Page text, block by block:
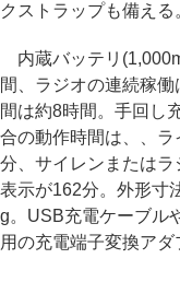
クストラップも備える
内蔵バッテリ
間、ラジオの連続稼
間は約8時間。手回し
合の動作時間は、、
分、サイレンまたは
表示が162分。外形寸
g。USB充電ケーブル
用の充電端子変換アダ